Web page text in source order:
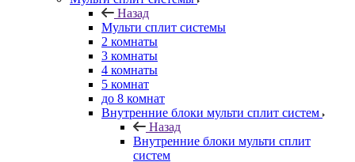
Назад
Мульти сплит системы
2 комнаты
3 комнаты
4 комнаты
5 комнат
до 8 комнат
Внутренние блоки мульти сплит систем
Назад
Внутренние блоки мульти сплит
систем